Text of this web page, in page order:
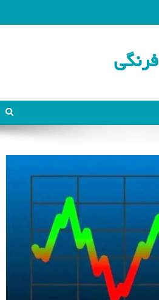
فرنگی